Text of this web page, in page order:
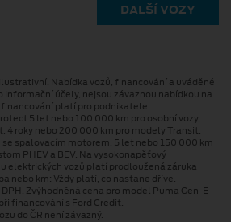
DALŠÍ VOZY
Nabídka vozů, financování a uváděné
informační účely, nejsou závaznou nabídkou na
platí pro podnikatele.
5 let nebo 100 000 km pro osobní vozy,
4 roky nebo 200 000 km pro modely Transit,
se spalovacím motorem, 5 let nebo 150 000 km
PHEV a BEV. Na vysokonapěťový
elektrických vozů platí prodloužená záruka
nebo km: Vždy platí, co nastane dříve.
Zvýhodněná cena pro model Puma Gen⁠-⁠E
financování s Ford Credit.
do ČR není závazný.